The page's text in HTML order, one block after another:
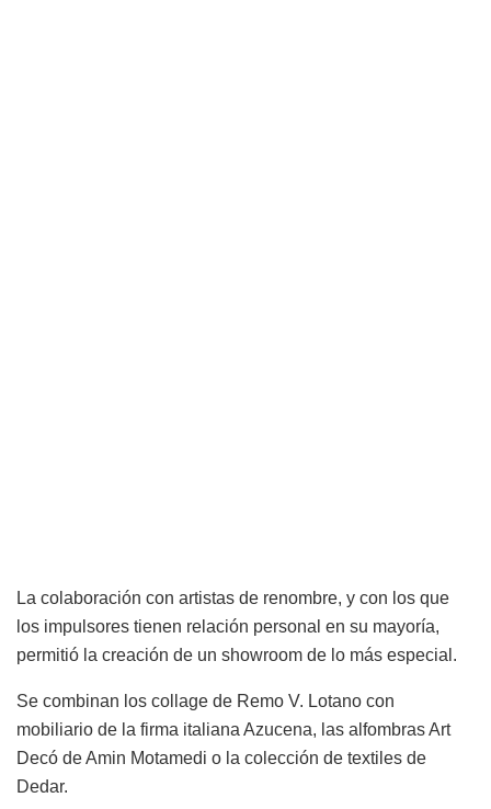
La colaboración con artistas de renombre, y con los que
los impulsores tienen relación personal en su mayoría,
permitió la creación de un showroom de lo más especial.
Se combinan los collage de Remo V. Lotano con
mobiliario de la firma italiana Azucena, las alfombras Art
Decó de Amin Motamedi o la colección de textiles de
Dedar.